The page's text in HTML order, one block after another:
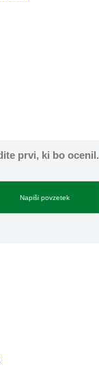
prvi, ki bo ocenil.
Napiši povzetek